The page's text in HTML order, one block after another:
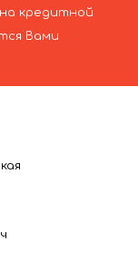
кредитной
Вами